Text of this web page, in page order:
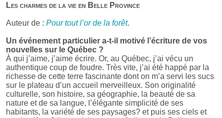
Les charmes de la vie en Belle Province
Auteur de : Pour tout l’or de la forêt.
Un événement particulier a-t-il motivé l’écriture de vos
nouvelles sur le Québec ?
À qui j’aime, j’aime écrire. Or, au Québec, j’ai vécu un
authentique coup de foudre. Très vite, j’ai été happé par la
richesse de cette terre fascinante dont on m’a servi les sucs
sur le plateau d’un accueil merveilleux. Son originalité
culturelle, son histoire, sa géographie, la beauté de sa
nature et de sa langue, l’élégante simplicité de ses
habitants, la variété de ses paysages? et puis ses ciels et